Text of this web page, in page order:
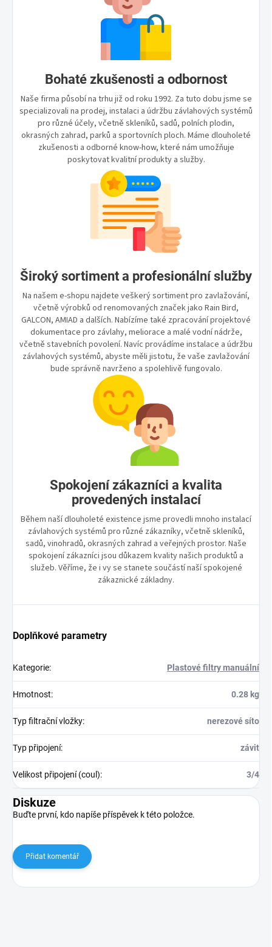
Bohaté zkušenosti a odbornost
Naše firma působí na trhu již od roku 1992. Za tuto dobu jsme se
specializovali na prodej, instalaci a údržbu závlahových systémů
pro různé účely, včetně skleníků, sadů, polních plodin,
okrasných zahrad, parků a sportovních ploch. Máme dlouholeté
zkušenosti a odborné know-how, které nám umožňuje
poskytovat kvalitní produkty a služby.
Široký sortiment a profesionální služby
Na našem e-shopu najdete veškerý sortiment pro zavlažování,
včetně výrobků od renomovaných značek jako Rain Bird,
GALCON, AMIAD a dalších. Nabízíme také zpracování projektové
dokumentace pro závlahy, meliorace a malé vodní nádrže,
včetně stavebních povolení. Navíc provádíme instalace a údržbu
závlahových systémů, abyste měli jistotu, že vaše zavlažování
bude správně navrženo a spolehlivě fungovalo.
Spokojení zákazníci a kvalita
provedených instalací
Během naší dlouholeté existence jsme provedli mnoho instalací
závlahových systémů pro různé zákazníky, včetně skleníků,
sadů, vinohradů, okrasných zahrad a veřejných prostor. Naše
spokojení zákazníci jsou důkazem kvality našich produktů a
služeb. Věříme, že i vy se stanete součástí naší spokojené
zákaznické základny.
Doplňkové parametry
Kategorie: Plastové filtry manuální
Hmotnost: 0.28 kg
Typ filtrační vložky: nerezové síto
Typ připojení: závit
Velikost připojení (coul): 3/4
Diskuze
Buďte první, kdo napíše příspěvek k této položce.
Přidat komentář